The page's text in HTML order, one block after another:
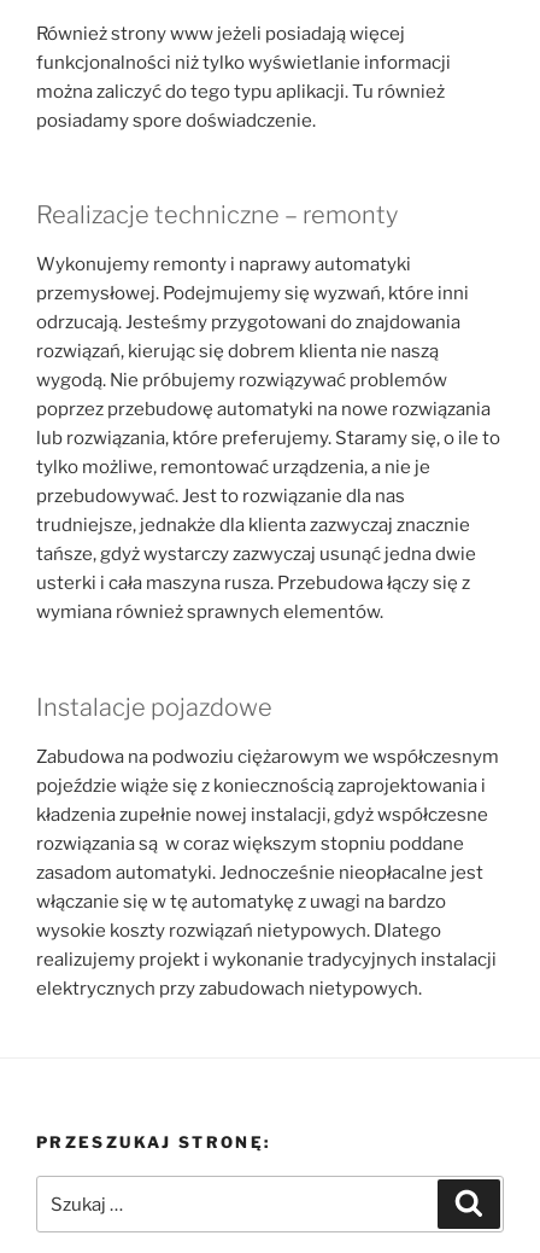
Również strony www jeżeli posiadają więcej
funkcjonalności niż tylko wyświetlanie informacji
można zaliczyć do tego typu aplikacji. Tu również
posiadamy spore doświadczenie.
Realizacje techniczne – remonty
Wykonujemy remonty i naprawy automatyki
przemysłowej. Podejmujemy się wyzwań, które inni
odrzucają. Jesteśmy przygotowani do znajdowania
rozwiązań, kierując się dobrem klienta nie naszą
wygodą. Nie próbujemy rozwiązywać problemów
poprzez przebudowę automatyki na nowe rozwiązania
lub rozwiązania, które preferujemy. Staramy się, o ile to
tylko możliwe, remontować urządzenia, a nie je
przebudowywać. Jest to rozwiązanie dla nas
trudniejsze, jednakże dla klienta zazwyczaj znacznie
tańsze, gdyż wystarczy zazwyczaj usunąć jedna dwie
usterki i cała maszyna rusza. Przebudowa łączy się z
wymiana również sprawnych elementów.
Instalacje pojazdowe
Zabudowa na podwoziu ciężarowym we współczesnym
pojeździe wiąże się z koniecznością zaprojektowania i
kładzenia zupełnie nowej instalacji, gdyż współczesne
rozwiązania są w coraz większym stopniu poddane
zasadom automatyki. Jednocześnie nieopłacalne jest
włączanie się w tę automatykę z uwagi na bardzo
wysokie koszty rozwiązań nietypowych. Dlatego
realizujemy projekt i wykonanie tradycyjnych instalacji
elektrycznych przy zabudowach nietypowych.
PRZESZUKAJ STRONĘ: